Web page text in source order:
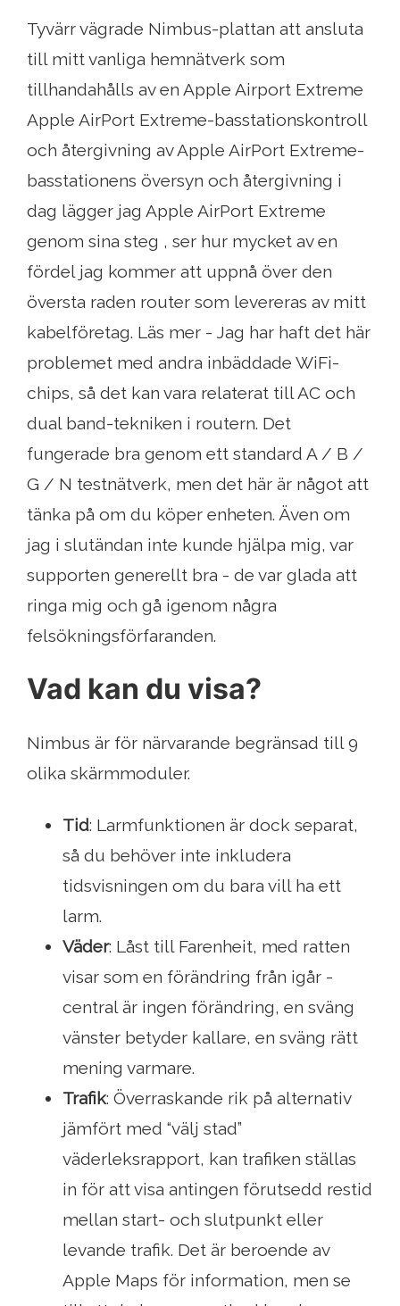
Tyvärr vägrade Nimbus-plattan att ansluta
till mitt vanliga hemnätverk som
tillhandahålls av en Apple Airport Extreme
Apple AirPort Extreme-basstationskontroll
och återgivning av Apple AirPort Extreme-
basstationens översyn och återgivning i
dag lägger jag Apple AirPort Extreme
genom sina steg , ser hur mycket av en
fördel jag kommer att uppnå över den
översta raden router som levereras av mitt
kabelföretag. Läs mer - Jag har haft det här
problemet med andra inbäddade WiFi-
chips, så det kan vara relaterat till AC och
dual band-tekniken i routern. Det
fungerade bra genom ett standard A / B /
G / N testnätverk, men det här är något att
tänka på om du köper enheten. Även om
jag i slutändan inte kunde hjälpa mig, var
supporten generellt bra - de var glada att
ringa mig och gå igenom några
felsökningsförfaranden.
Vad kan du visa?
Nimbus är för närvarande begränsad till 9
olika skärmmoduler.
Tid: Larmfunktionen är dock separat,
så du behöver inte inkludera
tidsvisningen om du bara vill ha ett
larm.
Väder: Låst till Farenheit, med ratten
visar som en förändring från igår -
central är ingen förändring, en sväng
vänster betyder kallare, en sväng rätt
mening varmare.
Trafik: Överraskande rik på alternativ
jämfört med “välj stad”
väderleksrapport, kan trafiken ställas
in för att visa antingen förutsedd restid
mellan start- och slutpunkt eller
levande trafik. Det är beroende av
Apple Maps för information, men se